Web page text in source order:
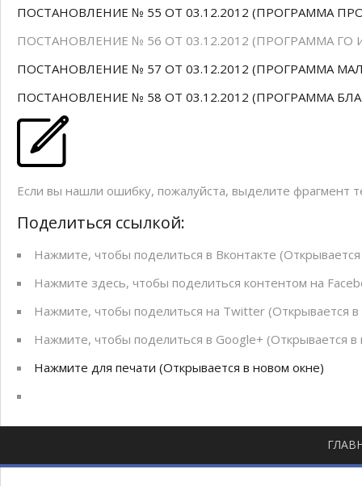
ПОСТАНОВЛЕНИЕ № 55 ОТ 03.12.2012 (ПРОГРАММА
ПОСТАНОВЛЕНИЕ № 56 ОТ 03.12.2012 (ПРОГРАММА ГО
ПОСТАНОВЛЕНИЕ № 57 ОТ 03.12.2012 (ПРОГРАММА
ПОСТАНОВЛЕНИЕ № 58 ОТ 03.12.2012 (ПРОГРАММА
Если вы нашли ошибку, пожалуйста, выделите фрагмент
Поделиться ссылкой:
Нажмите, чтобы поделиться в Вконтакте
Нажмите здесь, чтобы поделиться контентом на
Нажмите, чтобы поделиться на Twitter (Открывается
Нажмите, чтобы поделиться в Google+ (Открывается в
Нажмите для печати (Открывается в новом окне)